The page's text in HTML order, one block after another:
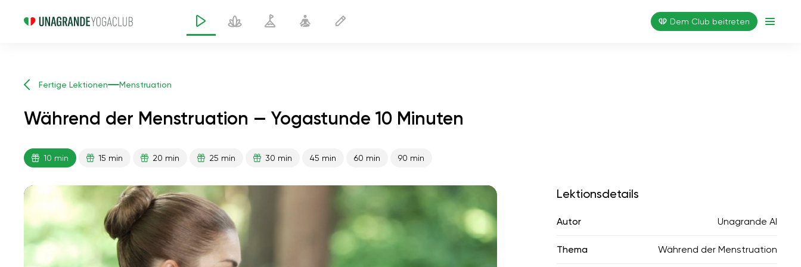
Dem Club beitreten
Fertige Lektionen Menstruation
Während der Menstruation — Yogastunde 10 Minuten
10 min 15 min 20 min 25 min 30 min 45 min 60 min 90 min
flucht der seele
Lektionsdetails
Autor Unagrande AI
Thema Während der Menstruation